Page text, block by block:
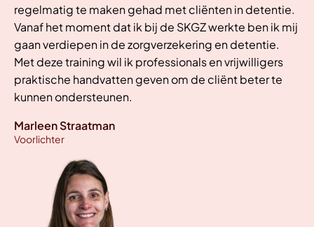
regelmatig te maken gehad met cliënten in detentie.
Vanaf het moment dat ik bij de SKGZ werkte ben ik mij
gaan verdiepen in de zorgverzekering en detentie.
Met deze training wil ik professionals en vrijwilligers
praktische handvatten geven om de cliënt beter te
kunnen ondersteunen.
Marleen Straatman
Voorlichter